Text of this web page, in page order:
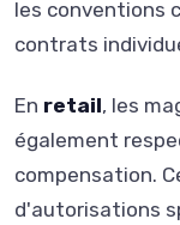
les conventions
contrats
En retail, les
également
compensation.
d'autorisations